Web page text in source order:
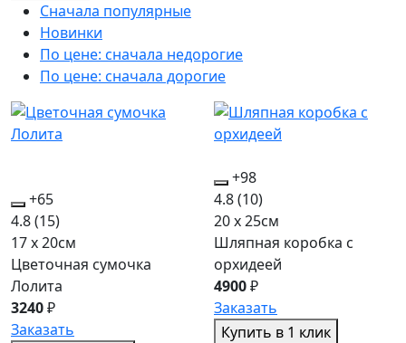
Сначала популярные
Новинки
По цене: сначала недорогие
По цене: сначала дорогие
+65
4.8(15)
17 x 20см
Цветочная сумочка
Лолита
3240₽
Заказать
+98
4.8(10)
20 x 25см
Шляпная коробка с
орхидеей
4900₽
Заказать
Купить в 1 клик